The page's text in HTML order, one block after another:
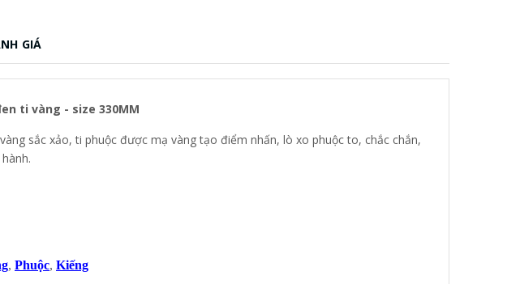
GIÁ
ti vàng - size 330MM
sắc xảo, ti phuộc được mạ vàng tạo điểm nhấn, lò xo phuộc to, chắc chắn,
, Phuộc, Kiếng